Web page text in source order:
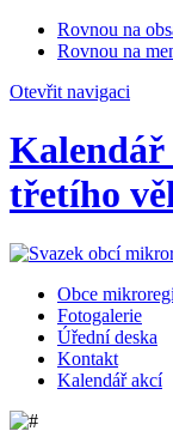
Rovnou na
Rovnou na
Otevřit navigaci
Kalendář
třetího
Obce
Fotogalerie
Úřední deska
Kontakt
Kalendář akcí